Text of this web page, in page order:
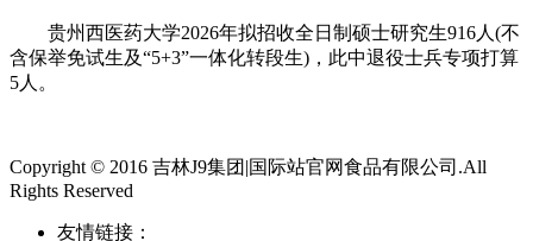
贵州西医药大学2026年拟招收全日制硕士研究生916人(不
含保举免试生及“5+3”一体化转段生)，此中退役士兵专项打算
5人。
Copyright © 2016 吉林J9集团|国际站官网食品有限公司.All
Rights Reserved
友情链接：